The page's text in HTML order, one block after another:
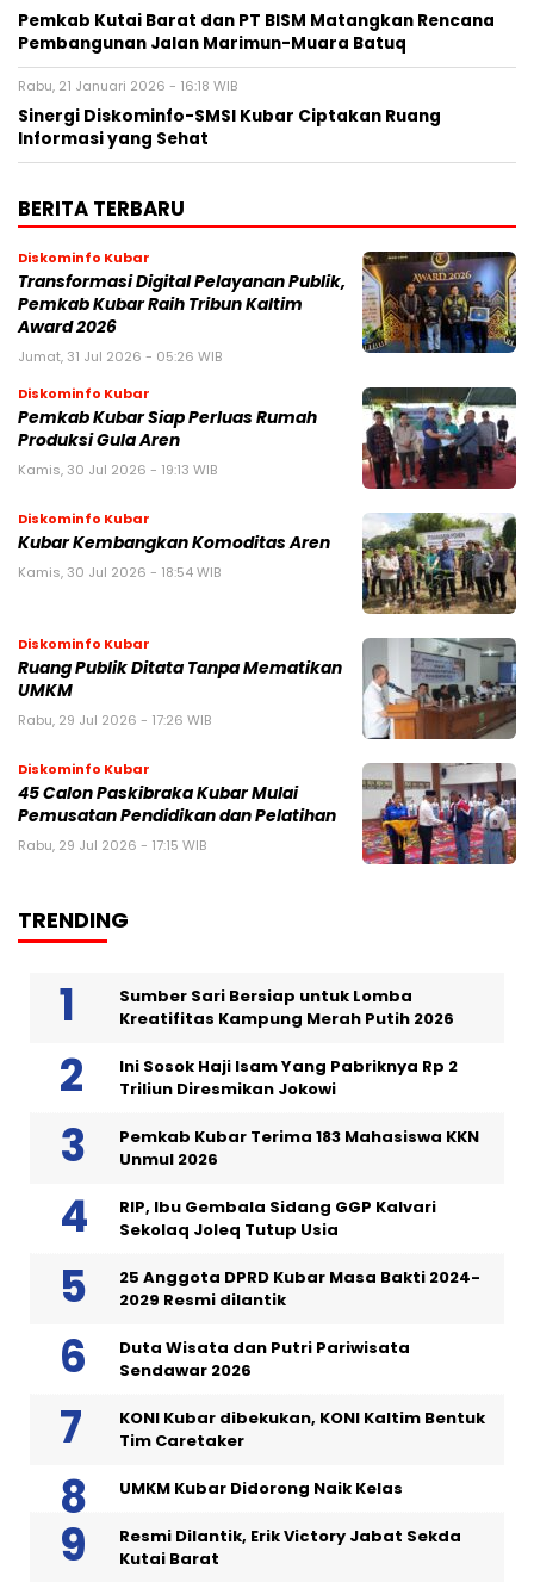
Pemkab Kutai Barat dan PT BISM Matangkan Rencana
Pembangunan Jalan Marimun-Muara Batuq
Rabu, 21 Januari 2026 - 16:18 WIB
Sinergi Diskominfo-SMSI Kubar Ciptakan Ruang
Informasi yang Sehat
BERITA TERBARU
Diskominfo Kubar
Transformasi Digital Pelayanan Publik,
Pemkab Kubar Raih Tribun Kaltim
Award 2026
Jumat, 31 Jul 2026 - 05:26 WIB
Diskominfo Kubar
Pemkab Kubar Siap Perluas Rumah
Produksi Gula Aren
Kamis, 30 Jul 2026 - 19:13 WIB
Diskominfo Kubar
Kubar Kembangkan Komoditas Aren
Kamis, 30 Jul 2026 - 18:54 WIB
Diskominfo Kubar
Ruang Publik Ditata Tanpa Mematikan
UMKM
Rabu, 29 Jul 2026 - 17:26 WIB
Diskominfo Kubar
45 Calon Paskibraka Kubar Mulai
Pemusatan Pendidikan dan Pelatihan
Rabu, 29 Jul 2026 - 17:15 WIB
TRENDING
Sumber Sari Bersiap untuk Lomba
Kreatifitas Kampung Merah Putih 2026
Ini Sosok Haji Isam Yang Pabriknya Rp 2
Triliun Diresmikan Jokowi
Pemkab Kubar Terima 183 Mahasiswa KKN
Unmul 2026
RIP, Ibu Gembala Sidang GGP Kalvari
Sekolaq Joleq Tutup Usia
25 Anggota DPRD Kubar Masa Bakti 2024-
2029 Resmi dilantik
Duta Wisata dan Putri Pariwisata
Sendawar 2026
KONI Kubar dibekukan, KONI Kaltim Bentuk
Tim Caretaker
UMKM Kubar Didorong Naik Kelas
Resmi Dilantik, Erik Victory Jabat Sekda
Kutai Barat